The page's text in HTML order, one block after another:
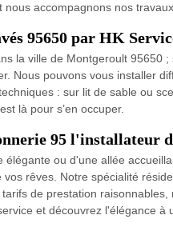
accompagnons nos
95650 par HK
la ville de Montgeroult 95650
Nous pouvons vous installer
: sur lit de sable ou
là pour s’en occuper.
95 l'installateur
élégante ou d'une allée
vos rêves. Notre spécialité
de prestation
et découvrez l'élégance